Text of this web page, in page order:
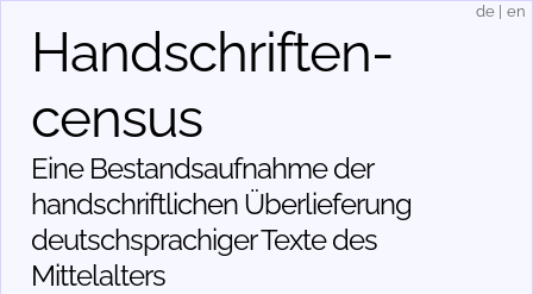
Handschriften­
census
Eine Bestandsaufnahme der
handschriftlichen Über­lieferung
deutschsprachiger Texte des
Mittelalters
de en